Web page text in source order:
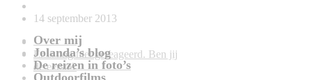
Over mij
Jolanda’s blog
De reizen in foto’s
Outdoorfilms
14 september 2013
Er is nog niet gereageerd. Ben jij
de eerste?